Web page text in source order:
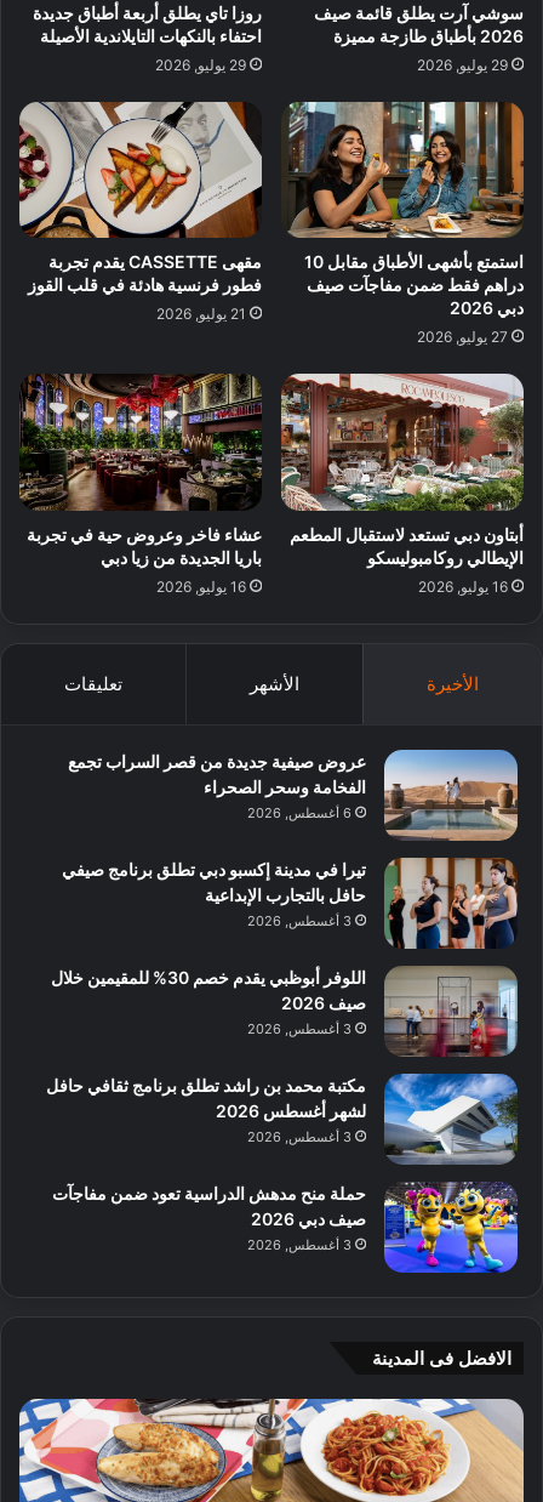
سوشي آرت يطلق قائمة صيف
2026 بأطباق طازجة مميزة
29 يوليو, 2026
روزا تاي يطلق أربعة أطباق جديدة
احتفاء بالنكهات التايلاندية الأصيلة
29 يوليو, 2026
استمتع بأشهى الأطباق مقابل 10
دراهم فقط ضمن مفاجآت صيف
دبي 2026
27 يوليو, 2026
مقهى CASSETTE يقدم تجربة
فطور فرنسية هادئة في قلب القوز
21 يوليو, 2026
أبتاون دبي تستعد لاستقبال المطعم
الإيطالي روكامبوليسكو
16 يوليو, 2026
عشاء فاخر وعروض حية في تجربة
باريا الجديدة من زيا دبي
16 يوليو, 2026
الأخيرة الأشهر تعليقات
عروض صيفية جديدة من قصر السراب تجمع
الفخامة وسحر الصحراء
6 أغسطس, 2026
تيرا في مدينة إكسبو دبي تطلق برنامج صيفي
حافل بالتجارب الإبداعية
3 أغسطس, 2026
اللوفر أبوظبي يقدم خصم 30% للمقيمين خلال
صيف 2026
3 أغسطس, 2026
مكتبة محمد بن راشد تطلق برنامج ثقافي حافل
لشهر أغسطس 2026
3 أغسطس, 2026
حملة منح مدهش الدراسية تعود ضمن مفاجآت
صيف دبي 2026
3 أغسطس, 2026
الافضل فى المدينة
ج
أ
م